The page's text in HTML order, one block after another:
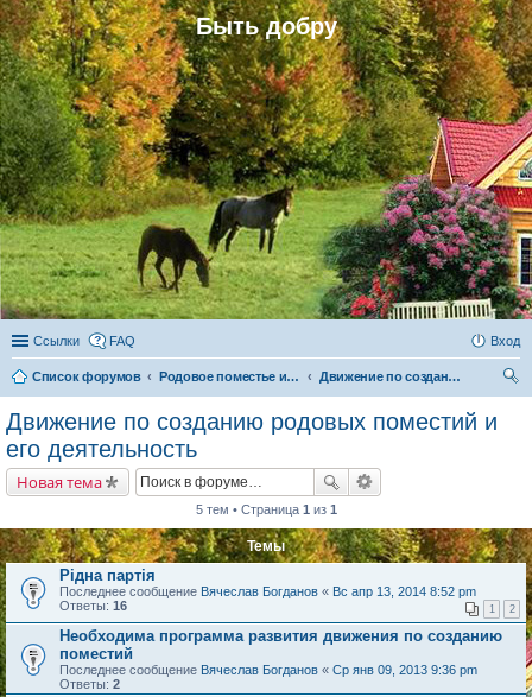
Быть добру
Ссылки FAQ Вход
Список форумов Родовое поместье и родовое поселение
Движение по созданию родовых поместий и его деятельность
Движение по созданию родовых поместий и
его деятельность
Новая тема
5 тем • Страница 1 из 1
Темы
Рідна партія
Последнее сообщение Вячеслав Богданов « Вс апр 13, 2014 8:52 pm
Ответы: 16 1 2
Необходима программа развития движения по созданию
поместий
Последнее сообщение Вячеслав Богданов « Ср янв 09, 2013 9:36 pm
Ответы: 2